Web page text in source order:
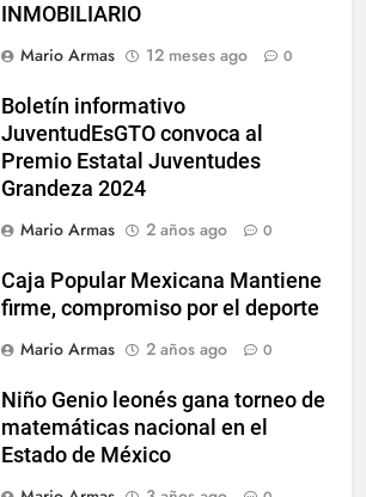
INMOBILIARIO
Mario Armas
12 meses ago 0
Boletín informativo
JuventudEsGTO convoca al
Premio Estatal Juventudes
Grandeza 2024
Mario Armas
2 años ago 0
Caja Popular Mexicana Mantiene
firme, compromiso por el deporte
Mario Armas
2 años ago 0
Niño Genio leonés gana torneo de
matemáticas nacional en el
Estado de México